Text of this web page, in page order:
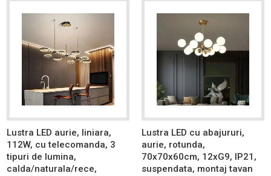
Lustra LED aurie, liniara,
112W, cu telecomanda, 3
tipuri de lumina,
calda/naturala/rece,
Lustra LED cu abajururi,
aurie, rotunda,
70x70x60cm, 12xG9, IP21,
suspendata, montaj tavan